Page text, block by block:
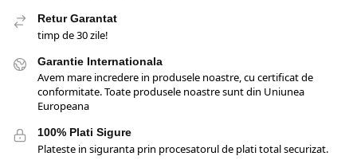
Retur Garantat
timp de 30 zile!
Garantie Internationala
Avem mare incredere in produsele noastre, cu certificat de
conformitate. Toate produsele noastre sunt din Uniunea
Europeana
100% Plati Sigure
Plateste in siguranta prin procesatorul de plati total securizat.